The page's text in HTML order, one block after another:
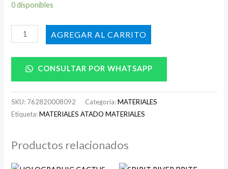
0 disponibles
AÑADIR AL CARRITO
CONSULTAR POR WHATSAPP
SKU: 762820008092 Categoría:MATERIALES
Etiqueta:MATERIALES ATADO MATERIALES
Productos relacionados